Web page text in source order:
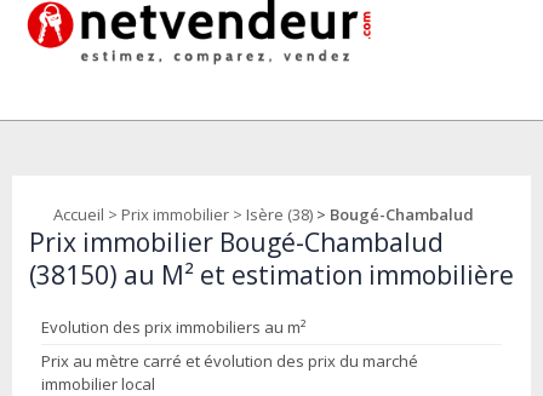
Accueil > Prix immobilier > Isère (38) > Bougé-Chambalud
Prix immobilier Bougé-Chambalud
(38150) au M² et estimation immobilière
Evolution des prix immobiliers au m²
Prix au mètre carré et évolution des prix du marché
immobilier local